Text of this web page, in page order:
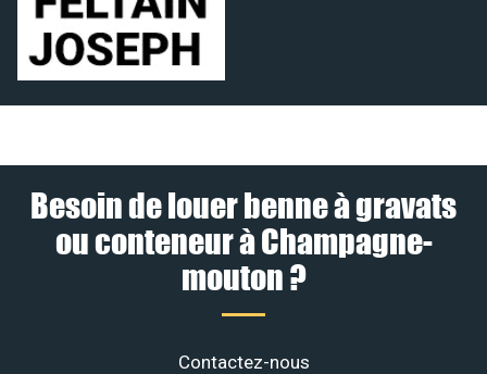
Besoin de louer benne à gravats
ou conteneur à Champagne-
mouton ?
Contactez-nous